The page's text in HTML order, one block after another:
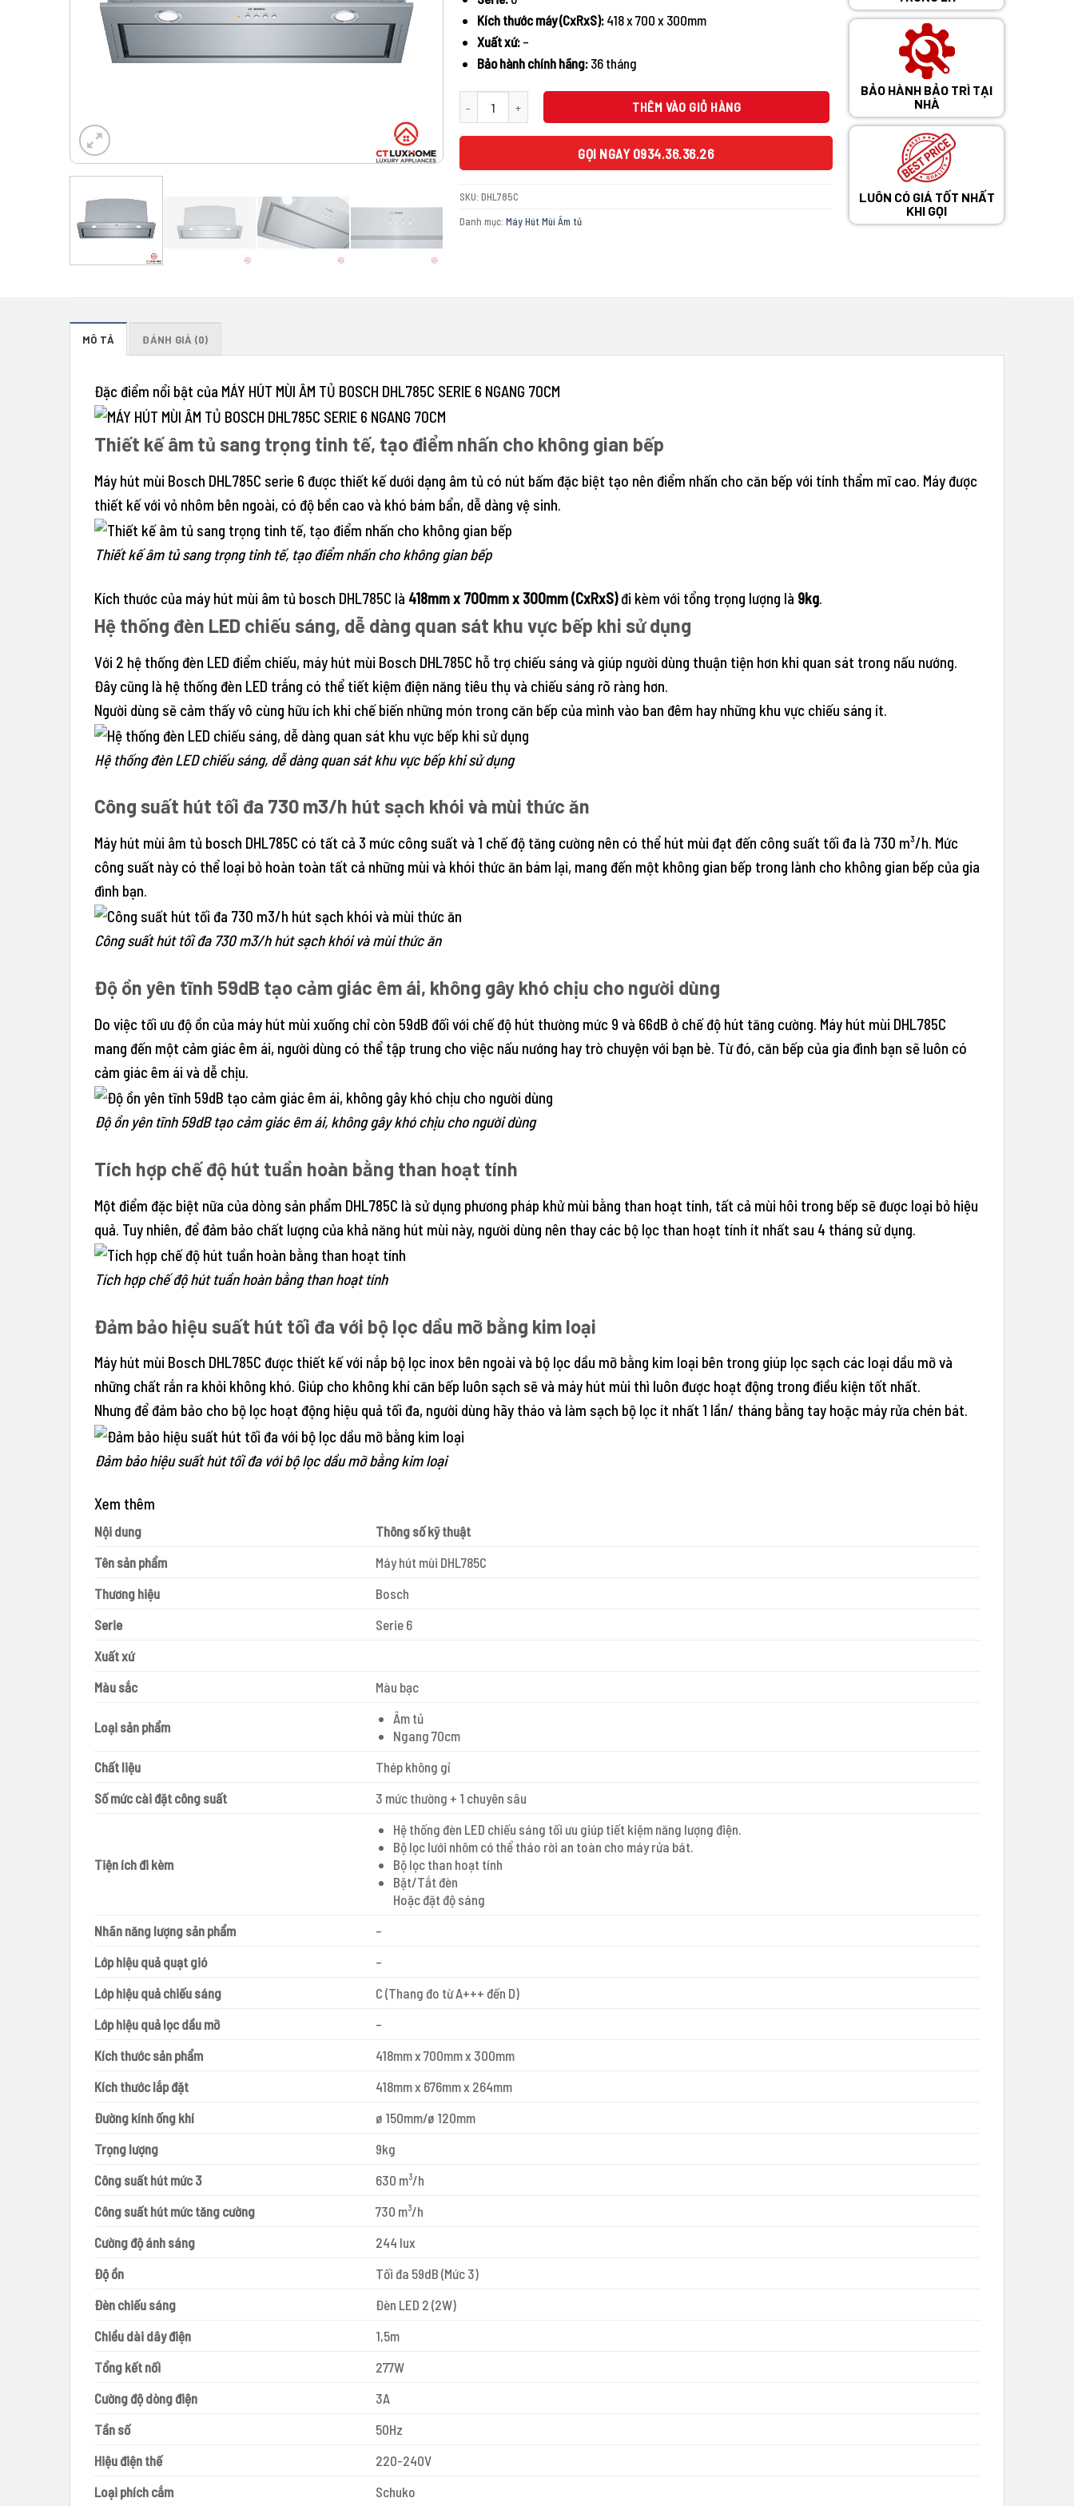
Kích thước máy (CxRxS):418 x 700 x 300mm
Xuất xứ:–
Bảo hành chính hãng:36 tháng
MÁY HÚT MÙI ÂM TỦ BOSCH DHL785C SERIE 6 NGANG 70CM số lượng
THÊM VÀO GIỎ HÀNG
GỌI NGAY 0934.36.36.26
SKU: DHL785C
Danh mục: Máy Hút Mùi Âm tủ
BẢO HÀNH BẢO TRÌ TẠI
NHÀ
LUÔN CÓ GIÁ TỐT NHẤT
KHI GỌI
MÔ TẢ ĐÁNH GIÁ (0)
Đặc điểm nổi bật của MÁY HÚT MÙI ÂM TỦ BOSCH DHL785C SERIE 6 NGANG 70CM
Thiết kế âm tủ sang trọng tinh tế, tạo điểm nhấn cho không gian bếp
Máy hút mùi Bosch DHL785C serie 6 được thiết kế dưới dạng âm tủ có nút bấm đặc biệt tạo nên điểm nhấn cho căn bếp với tính thẩm mĩ cao. Máy được
thiết kế với vỏ nhôm bên ngoài, có độ bền cao và khó bám bẩn, dễ dàng vệ sinh.
Thiết kế âm tủ sang trọng tinh tế, tạo điểm nhấn cho không gian bếp
Kích thước của máy hút mùi âm tủ bosch DHL785C là 418mm x 700mm x 300mm (CxRxS)đi kèm với tổng trọng lượng là 9kg.
Hệ thống đèn LED chiếu sáng, dễ dàng quan sát khu vực bếp khi sử dụng
Với 2 hệ thống đèn LED điểm chiếu, máy hút mùi Bosch DHL785C hỗ trợ chiếu sáng và giúp người dùng thuận tiện hơn khi quan sát trong nấu nướng.
Đây cũng là hệ thống đèn LED trắng có thể tiết kiệm điện năng tiêu thụ và chiếu sáng rõ ràng hơn.
Người dùng sẽ cảm thấy vô cùng hữu ích khi chế biến những món trong căn bếp của mình vào ban đêm hay những khu vực chiếu sáng ít.
Hệ thống đèn LED chiếu sáng, dễ dàng quan sát khu vực bếp khi sử dụng
Công suất hút tối đa 730 m3/h hút sạch khói và mùi thức ăn
Máy hút mùi âm tủ bosch DHL785C có tất cả 3 mức công suất và 1 chế độ tăng cường nên có thể hút mùi đạt đến công suất tối đa là 730 m³/h. Mức
công suất này có thể loại bỏ hoàn toàn tất cả những mùi và khói thức ăn bám lại, mang đến một không gian bếp trong lành cho không gian bếp của gia
đình bạn.
Công suất hút tối đa 730 m3/h hút sạch khói và mùi thức ăn
Độ ồn yên tĩnh 59dB tạo cảm giác êm ái, không gây khó chịu cho người dùng
Do việc tối ưu độ ồn của máy hút mùi xuống chỉ còn 59dB đối với chế độ hút thường mức 9 và 66dB ở chế độ hút tăng cường. Máy hút mùi DHL785C
mang đến một cảm giác êm ái, người dùng có thể tập trung cho việc nấu nướng hay trò chuyện với bạn bè. Từ đó, căn bếp của gia đình bạn sẽ luôn có
cảm giác êm ái và dễ chịu.
Độ ồn yên tĩnh 59dB tạo cảm giác êm ái, không gây khó chịu cho người dùng
Tích hợp chế độ hút tuần hoàn bằng than hoạt tính
Một điểm đặc biệt nữa của dòng sản phẩm DHL785C là sử dụng phương pháp khử mùi bằng than hoạt tính, tất cả mùi hôi trong bếp sẽ được loại bỏ hiệu
quả. Tuy nhiên, để đảm bảo chất lượng của khả năng hút mùi này, người dùng nên thay các bộ lọc than hoạt tính ít nhất sau 4 tháng sử dụng.
Tích hợp chế độ hút tuần hoàn bằng than hoạt tính
Đảm bảo hiệu suất hút tối đa với bộ lọc dầu mỡ bằng kim loại
Máy hút mùi Bosch DHL785C được thiết kế với nắp bộ lọc inox bên ngoài và bộ lọc dầu mỡ bằng kim loại bên trong giúp lọc sạch các loại dầu mỡ và
những chất rắn ra khỏi không khó. Giúp cho không khí căn bếp luôn sạch sẽ và máy hút mùi thì luôn được hoạt động trong điều kiện tốt nhất.
Nhưng để đảm bảo cho bộ lọc hoạt động hiệu quả tối đa, người dùng hãy tháo và làm sạch bộ lọc ít nhất 1 lần/ tháng bằng tay hoặc máy rửa chén bát.
Đảm bảo hiệu suất hút tối đa với bộ lọc dầu mỡ bằng kim loại
Xem thêm
Nội dung
Thông số kỹ thuật
Tên sản phẩm
Máy hút mùi DHL785C
Thương hiệu
Bosch
Serie
Serie 6
Xuất xứ
Màu sắc
Màu bạc
Loại sản phẩm
Âm tủ
Ngang 70cm
Chất liệu
Thép không gỉ
Số mức cài đặt công suất
3 mức thường + 1 chuyên sâu
Tiện ích đi kèm
Hệ thống đèn LED chiếu sáng tối ưu giúp tiết kiệm năng lượng điện.
Bộ lọc lưới nhôm có thể tháo rời an toàn cho máy rửa bát.
Bộ lọc than hoạt tính
Bật/Tắt đèn
Hoặc đặt độ sáng
Nhãn năng lượng sản phẩm
–
Lớp hiệu quả quạt gió
–
Lớp hiệu quả chiếu sáng
C (Thang đo từ A+++ đến D)
Lớp hiệu quả lọc dầu mỡ
–
Kích thước sản phẩm
418mm x 700mm x 300mm
Kích thước lắp đặt
418mm x 676mm x 264mm
Đường kính ống khí
ø 150mm/ø 120mm
Trọng lượng
9kg
Công suất hút mức 3
630 m³/h
Công suất hút mức tăng cường
730 m³/h
Cường độ ánh sáng
244 lux
Độ ồn
Tối đa 59dB (Mức 3)
Đèn chiếu sáng
Đèn LED 2 (2W)
Chiều dài dây điện
1,5m
Tổng kết nối
277W
Cường độ dòng điện
3A
Tần số
50Hz
Hiệu điện thế
220-240V
Loại phích cắm
Schuko